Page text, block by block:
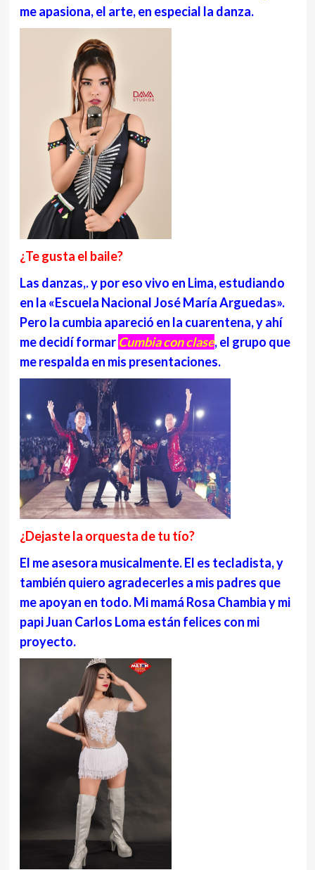
me apasiona, el arte, en especial la danza.
¿Te gusta el baile?
Las danzas,. y por eso vivo en Lima, estudiando
en la «Escuela Nacional José María Arguedas».
Pero la cumbia apareció en la cuarentena, y ahí
me decidí formar Cumbia con clase, el grupo que
me respalda en mis presentaciones.
¿Dejaste la orquesta de tu tío?
El me asesora musicalmente. El es tecladista, y
también quiero agradecerles a mis padres que
me apoyan en todo. Mi mamá Rosa Chambia y mi
papi Juan Carlos Loma están felices con mi
proyecto.